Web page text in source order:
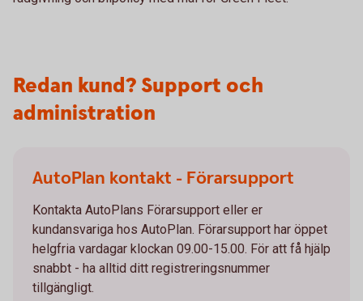
Redan kund? Support och
administration
AutoPlan kontakt - Förarsupport
Kontakta AutoPlans Förarsupport eller er
kundansvariga hos AutoPlan. Förarsupport har öppet
helgfria vardagar klockan 09.00-15.00. För att få hjälp
snabbt - ha alltid ditt registreringsnummer
tillgängligt.